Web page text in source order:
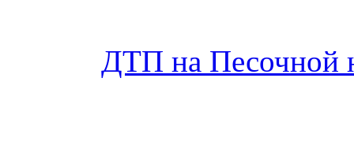
ДТП на Песочной